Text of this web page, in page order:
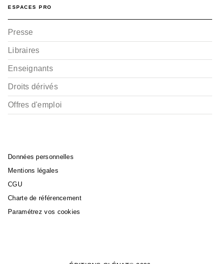
ESPACES PRO
Presse
Libraires
Enseignants
Droits dérivés
Offres d'emploi
Données personnelles
Mentions légales
CGU
Charte de référencement
Paramétrez vos cookies